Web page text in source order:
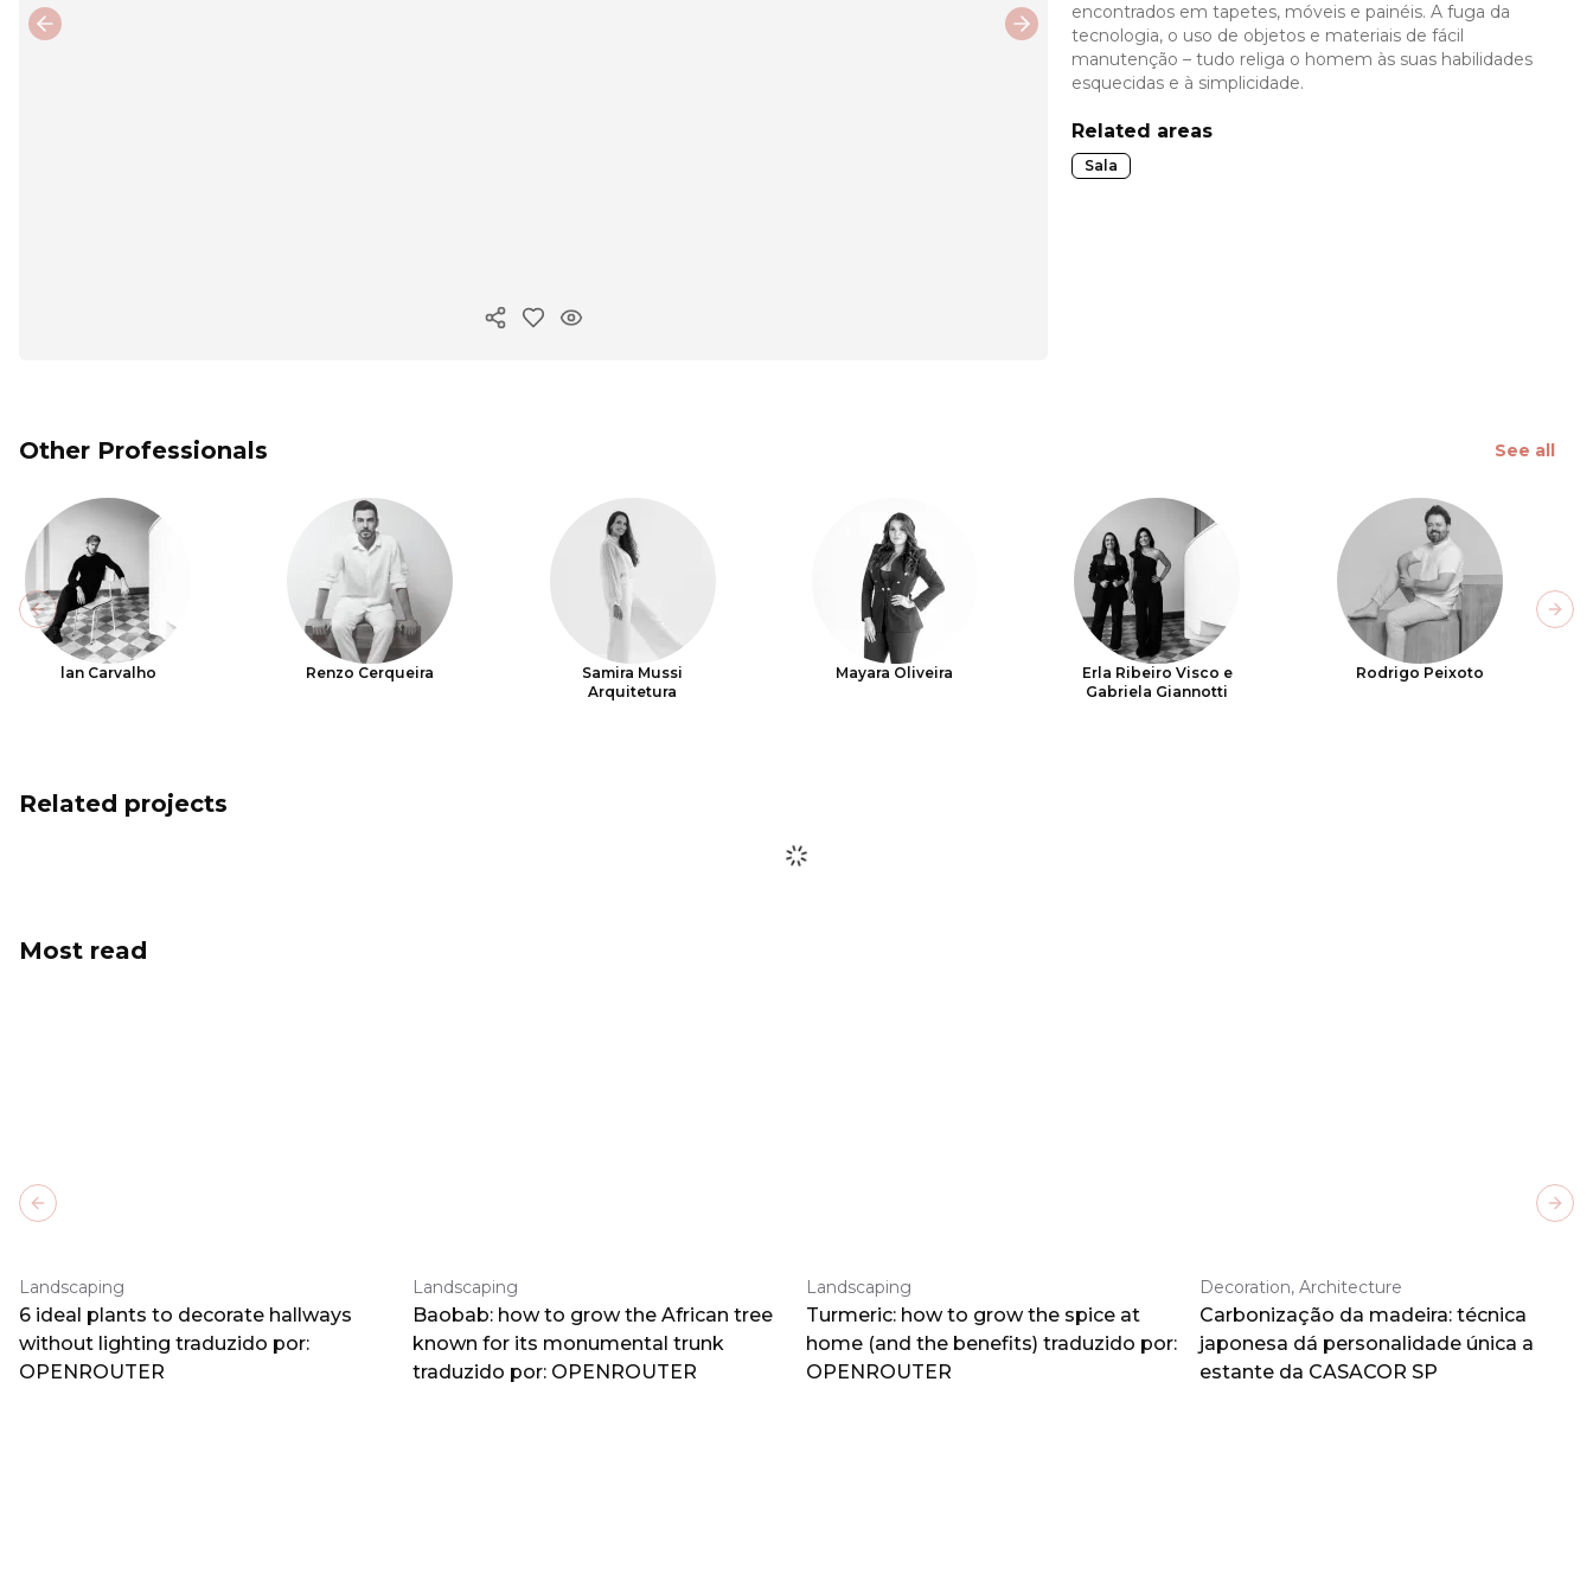
Copy ink
Previous slide Next slide
encontrados em tapetes, móveis e painéis. A fuga da
tecnologia, o uso de objetos e materiais de fácil
manutenção – tudo religa o homem às suas habilidades
esquecidas e à simplicidade.
Related areas
Sala
Other Professionals See all
lan Carvalho Renzo Cerqueira
Samira Mussi
Arquitetura
Mayara Oliveira
Erla Ribeiro Visco e
Gabriela Giannotti
Rodrigo Peixoto
Previous slide
Related projects
Most read
Landscaping
6 ideal plants to decorate hallways
without lighting traduzido por:
OPENROUTER
Landscaping
Baobab: how to grow the African tree
known for its monumental trunk
traduzido por: OPENROUTER
Landscaping
Turmeric: how to grow the spice at
home (and the benefits) traduzido por:
OPENROUTER
Decoration, Architecture
Carbonização da madeira: técnica
japonesa dá personalidade única a
estante da CASACOR SP
Previous slide